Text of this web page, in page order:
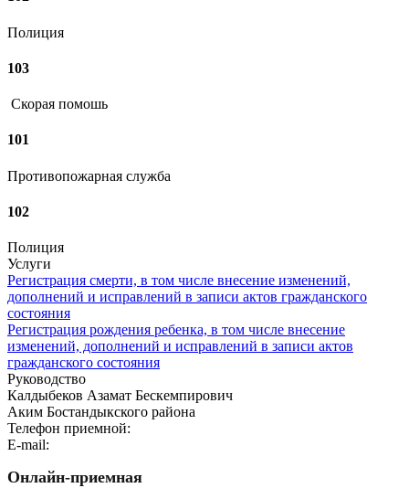
Полиция
103
Скорая помошь
101
Противопожарная служба
102
Полиция
Услуги
Регистрация смерти, в том числе внесение изменений,
дополнений и исправлений в записи актов гражданского
состояния
Регистрация рождения ребенка, в том числе внесение
изменений, дополнений и исправлений в записи актов
гражданского состояния
Руководство
Калдыбеков Азамат Бескемпирович
Аким Бостандыкского района
Телефон приемной:
E-mail:
Онлайн-приемная